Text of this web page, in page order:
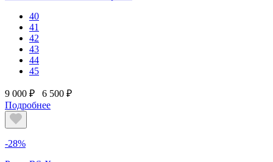
40
41
42
43
44
45
9 000 ₽
6 500 ₽
Подробнее
-28%